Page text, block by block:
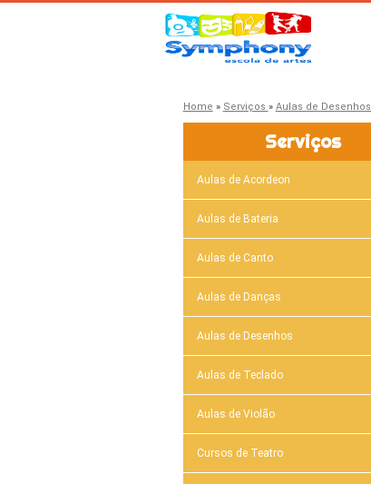
Home » Serviços » Aulas de Desenhos
Serviços
Aulas de Acordeon
Aulas de Bateria
Aulas de Canto
Aulas de Danças
Aulas de Desenhos
Aulas de Teclado
Aulas de Violão
Cursos de Teatro